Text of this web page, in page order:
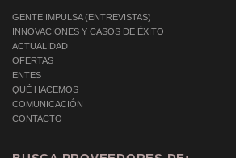
GENTE IMPULSA (ENTREVISTAS)
INNOVACIONES Y CASOS DE ÉXITO
ACTUALIDAD
OFERTAS
ENTES
QUÉ HACEMOS
COMUNICACIÓN
CONTACTO